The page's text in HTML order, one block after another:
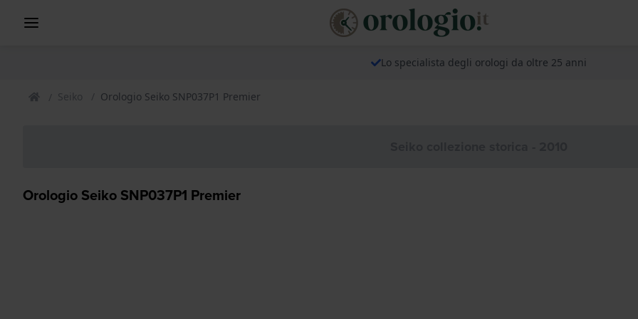
Lo specialista degli orologi da oltre 25 anni
Seiko Orologio Seiko SNP037P1 Premier
Orologio Seiko SNP037P1 Premier